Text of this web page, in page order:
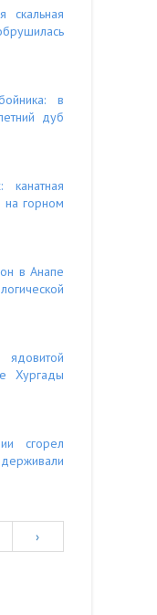
скальная
в
дуб
на горном
в Анапе
Хургады
сгорел
›